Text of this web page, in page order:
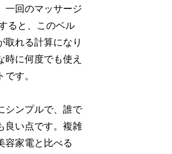
一回のマッサージ
ると、このベル
取れる計算になり
時に何度でも使え
す。
シンプルで、誰で
良い点です。複雑
容家電と比べる